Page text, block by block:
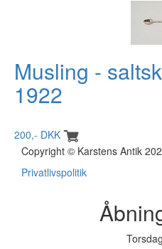
Musling -
1922
200,- DKK
Copyright © Karstens Antik
Privatlivspolitik